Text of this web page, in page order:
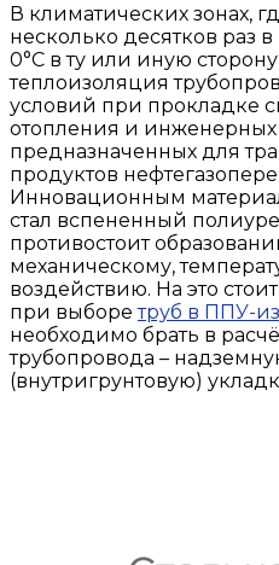
В климатических зонах,
несколько десятков раз
0°С в ту или иную
теплоизоляция
условий при прокладке
отопления и
предназначенных для
продуктов
Инновационным
стал вспененный
противостоит
механическому,
воздействию. На это
при выборетруб в ППУ-
необходимо брать в
трубопровода –
(внутригрунтовую)